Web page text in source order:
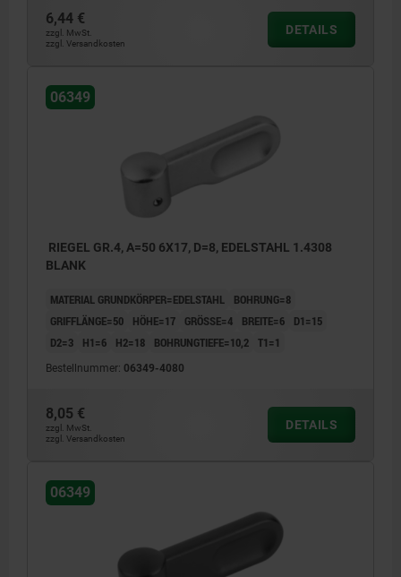
6,44 €
zzgl. MwSt.
zzgl. Versandkosten
DETAILS
06349
RIEGEL GR.4, A=50 6X17, D=8, EDELSTAHL 1.4308
BLANK
MATERIAL GRUNDKÖRPER=EDELSTAHL
BOHRUNG=8
GRIFFLÄNGE=50
HÖHE=17 GRÖSSE=4 BREITE=6
D1=15
D2=3
H1=6 H2=18 BOHRUNGTIEFE=10,2 T1=1
Bestellnummer: 06349-4080
8,05 €
zzgl. MwSt.
zzgl. Versandkosten
DETAILS
06349